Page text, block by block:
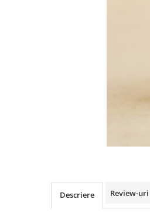
TOATE PRODUSELE
Descriere Review-uri